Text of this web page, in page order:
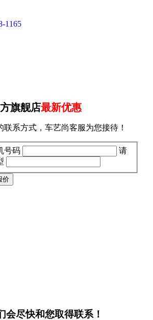
1165
旗舰店最新优惠
联系方式，车艺尚客服为您接待！
号码
请
价
会尽快和您取得联系！